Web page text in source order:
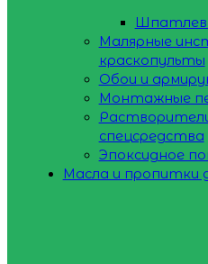
Малярные
краскопульты
Обои и
Монтажные
спецсредства
Эпоксидное
Масла и пропитки